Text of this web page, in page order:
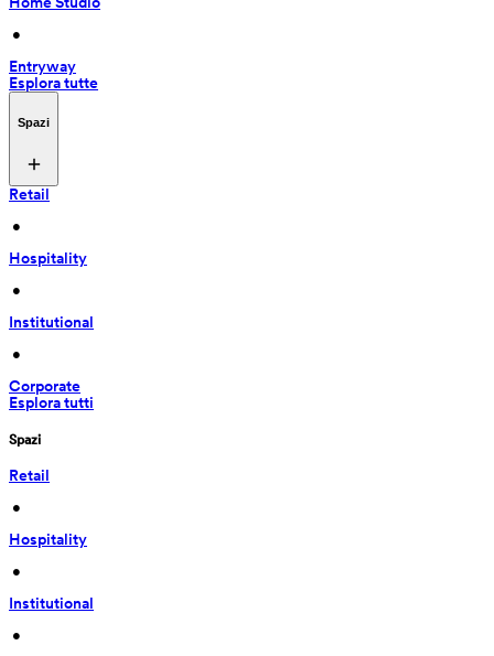
•
Entryway
Esplora tutte
Spazi
Retail
•
Hospitality
•
Institutional
•
Corporate
Esplora tutti
Spazi
Retail
•
Hospitality
•
Institutional
•